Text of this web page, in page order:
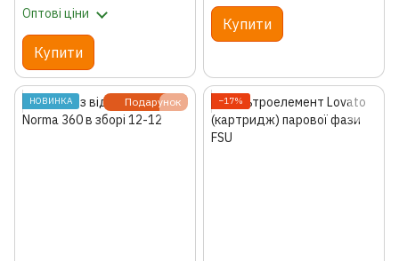
Оптові ціни
Купити
Купити
Подарунок
НОВИНКА −17%